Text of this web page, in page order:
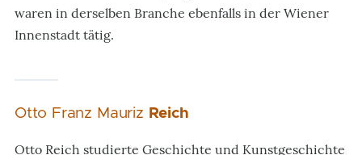
waren in derselben Branche ebenfalls in der Wiener
Innenstadt tätig.
Otto Franz Mauriz Reich
Otto Reich studierte Geschichte und Kunstgeschichte